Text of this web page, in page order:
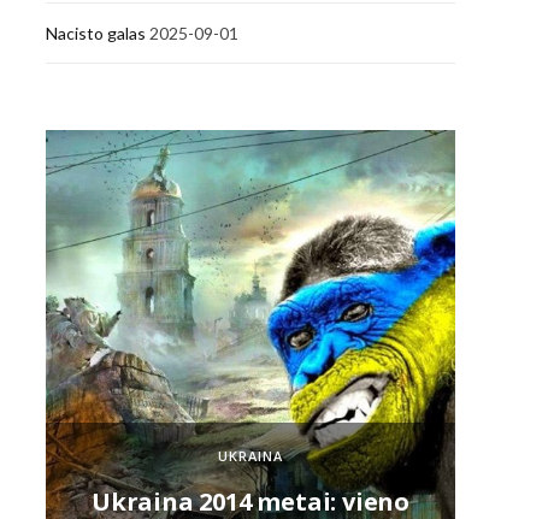
Nacisto galas 2025-09-01
UKRAINA
Ukraina 2014 metai: vieno